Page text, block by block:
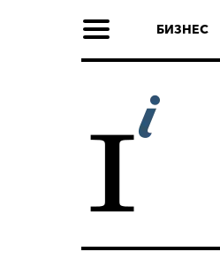
БИЗНЕС